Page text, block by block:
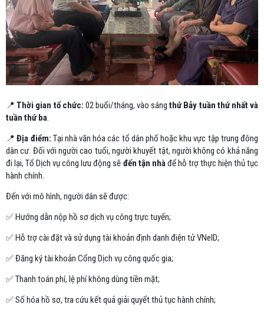
📍Thời gian tổ chức: 02 buổi/tháng, vào sángthứ Bảy tuần thứ nhất và
tuần thứ ba.
📍Địa điểm: Tại nhà văn hóa các tổ dân phố hoặc khu vực tập trung đông
dân cư. Đối với người cao tuổi, người khuyết tật, người không có khả năng
đi lại, Tổ Dịch vụ công lưu động sẽ đến tận nhàđể hỗ trợ thực hiện thủ tục
hành chính.
Đến với mô hình, người dân sẽ được:
✅ Hướng dẫn nộp hồ sơ dịch vụ công trực tuyến;
✅ Hỗ trợ cài đặt và sử dụng tài khoản định danh điện tử VNeID;
✅ Đăng ký tài khoản Cổng Dịch vụ công quốc gia;
✅ Thanh toán phí, lệ phí không dùng tiền mặt;
✅ Số hóa hồ sơ, tra cứu kết quả giải quyết thủ tục hành chính;